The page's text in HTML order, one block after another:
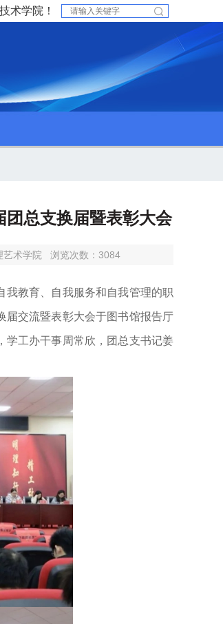
术学院！
总支换届暨表彰大会
艺术学院 浏览次数： 3084
我教育、自我服务和自我管理的职
届交流暨表彰大会于图书馆报告厅
学工办干事周常欣，团总支书记姜